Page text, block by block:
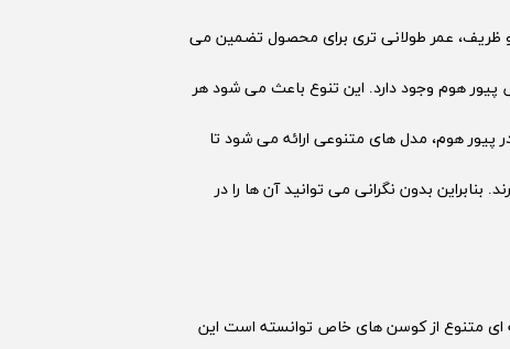
عمر طولانی تری برای محصول تضمین می
هوم وجود دارد. این تنوع باعث می شود هر
پیور هوم، مدل های متنوعی ارائه می شود تا
بدون نگرانی می توانید آن ها را در
ای متنوع از کوسن های خاص توانسته است این